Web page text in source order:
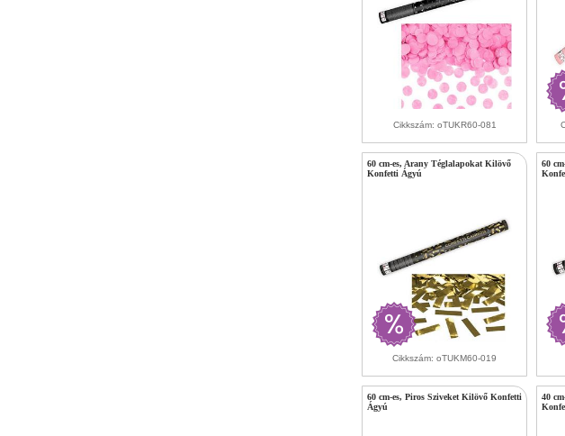
Cikkszám: oTUKR60-081
60 cm-es, Arany Téglalapokat Kilövő
Konfetti Ágyú
Cikkszám: oTUKM60-019
60
60 cm-es, Piros Sziveket Kilövő Konfetti
Ágyú
40